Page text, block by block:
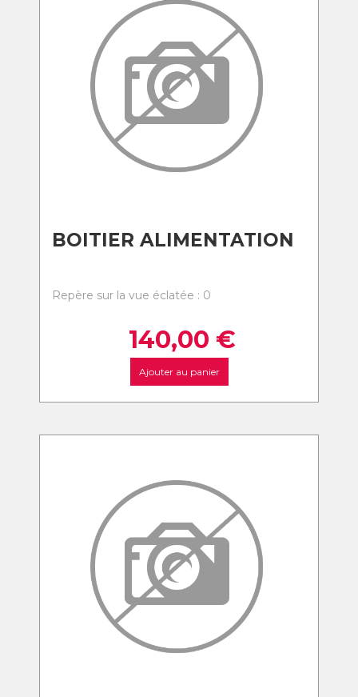
BOITIER ALIMENTATION
Repère sur la vue éclatée : 0
140,00 €
Ajouter au panier